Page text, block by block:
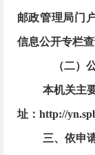
邮政管理局门
信息公开专栏查
（二）公
本机关主
址： http://
三、依申